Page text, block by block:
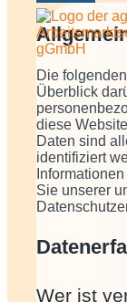
Die
Überblick
diese
Daten sind
identifiziert
Sie unserer
Wer ist